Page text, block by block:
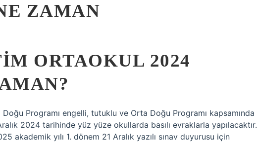
ZAMAN
ORTAOKUL 2024
Programı engelli, tutuklu ve Orta Doğu Programı kapsamında
2024 tarihinde yüz yüze okullarda basılı evraklarla yapılacaktır.
akademik yılı 1. dönem 21 Aralık yazılı sınav duyurusu için